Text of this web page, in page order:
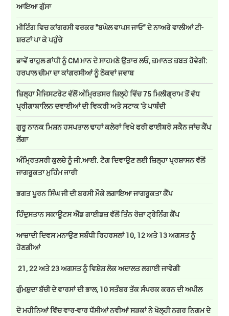
ਆਇਆ ਗੁੱਸਾ
ਮੀਟਿੰਗ ਵਿਚ ਕਾਂਗਰਸੀ ਵਰਕਰ "ਬਘੇਲ ਵਾਪਸ ਜਾਓ" ਦੇ ਨਾਅਰੇ ਵਾਲੀਆਂ ਟੀ-
ਸ਼ਰਟਾਂ ਪਾ ਕੇ ਪਹੁੰਚੇ
ਭਾਵੇਂ ਰਾਹੁਲ ਗਾਂਧੀ ਨੂੰ CM ਮਾਨ ਦੇ ਸਾਹਮਣੇ ਉਤਾਰ ਲਓ, ਜ਼ਮਾਨਤ ਜ਼ਬਤ ਹੋਵੇਗੀ:
ਹਰਪਾਲ ਚੀਮਾ ਦਾ ਕਾਂਗਰਸੀਆਂ ਨੂੰ ਠੋਕਵਾਂ ਜਵਾਬ
ਜ਼ਿਲ੍ਹਾ ਮੈਜਿਸਟਰੇਟ ਵੱਲੋਂ ਅੰਮ੍ਰਿਤਸਰ ਜ਼ਿਲ੍ਹੇ ਵਿੱਚ 75 ਮਿਲੀਗ੍ਰਾਮ ਤੋਂ ਵੱਧ
ਪ੍ਰੀਗਾਬਾਲਿਨ ਦਵਾਈਆਂ ਦੀ ਵਿਕਰੀ ਅਤੇ ਸਟਾਕ 'ਤੇ ਪਾਬੰਦੀ
ਗੁਰੂ ਨਾਨਕ ਮਿਸ਼ਨ ਹਸਪਤਾਲ ਢਾਹਾਂ ਕਲੇਰਾਂ ਵਿਖੇ ਫਰੀ ਫਾਈਬਰੋ ਸਕੈਨ ਜਾਂਚ ਕੈਂਪ
ਲੱਗਾ
ਅੰਮ੍ਰਿਤਸਰੀ ਕੁਲਚੇ ਨੂੰ ਜੀ.ਆਈ. ਟੈਗ ਦਿਵਾਉਣ ਲਈ ਜ਼ਿਲ੍ਹਾ ਪ੍ਰਸ਼ਾਸਨ ਵੱਲੋਂ
ਜਾਗਰੂਕਤਾ ਮੁਹਿੰਮ ਜਾਰੀ
ਭਗਤ ਪੂਰਨ ਸਿੰਘ ਜੀ ਦੀ ਬਰਸੀ ਮੌਕੇ ਲਗਾਇਆ ਜਾਗਰੂਕਤਾ ਕੈਂਪ
ਹਿੰਦੁਸਤਾਨ ਸਕਾਊਟਸ ਐਂਡ ਗਾਈਡਜ਼ ਵੱਲੋਂ ਤਿੰਨ ਰੋਜ਼ਾ ਟ੍ਰੇਨਿੰਗ ਕੈਂਪ
ਆਜ਼ਾਦੀ ਦਿਵਸ ਮਨਾਉਣ ਸਬੰਧੀ ਰਿਹਰਸਲਾਂ 10, 12 ਅਤੇ 13 ਅਗਸਤ ਨੂੰ
ਹੋਣਗੀਆਂ
21, 22 ਅਤੇ 23 ਅਗਸਤ ਨੂੰ ਵਿਸ਼ੇਸ਼ ਲੋਕ ਅਦਾਲਤ ਲਗਾਈ ਜਾਵੇਗੀ
ਗੁੰਮਸ਼ੁਦਾ ਬੱਚੀ ਦੇ ਵਾਰਸਾਂ ਦੀ ਭਾਲ, 10 ਸਤੰਬਰ ਤੱਕ ਸੰਪਰਕ ਕਰਨ ਦੀ ਅਪੀਲ
ਦੋ ਮਹੀਨਿਆਂ ਵਿੱਚ ਵਾਰ-ਵਾਰ ਧੱਸੀਆਂ ਨਵੀਆਂ ਸੜਕਾਂ ਨੇ ਖੋਲ੍ਹੀ ਨਗਰ ਨਿਗਮ ਦੇ